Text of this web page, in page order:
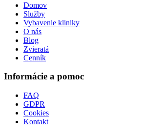
Domov
Služby
Vybavenie kliniky
O nás
Blog
Zvieratá
Cenník
Informácie a pomoc
FAQ
GDPR
Cookies
Kontakt